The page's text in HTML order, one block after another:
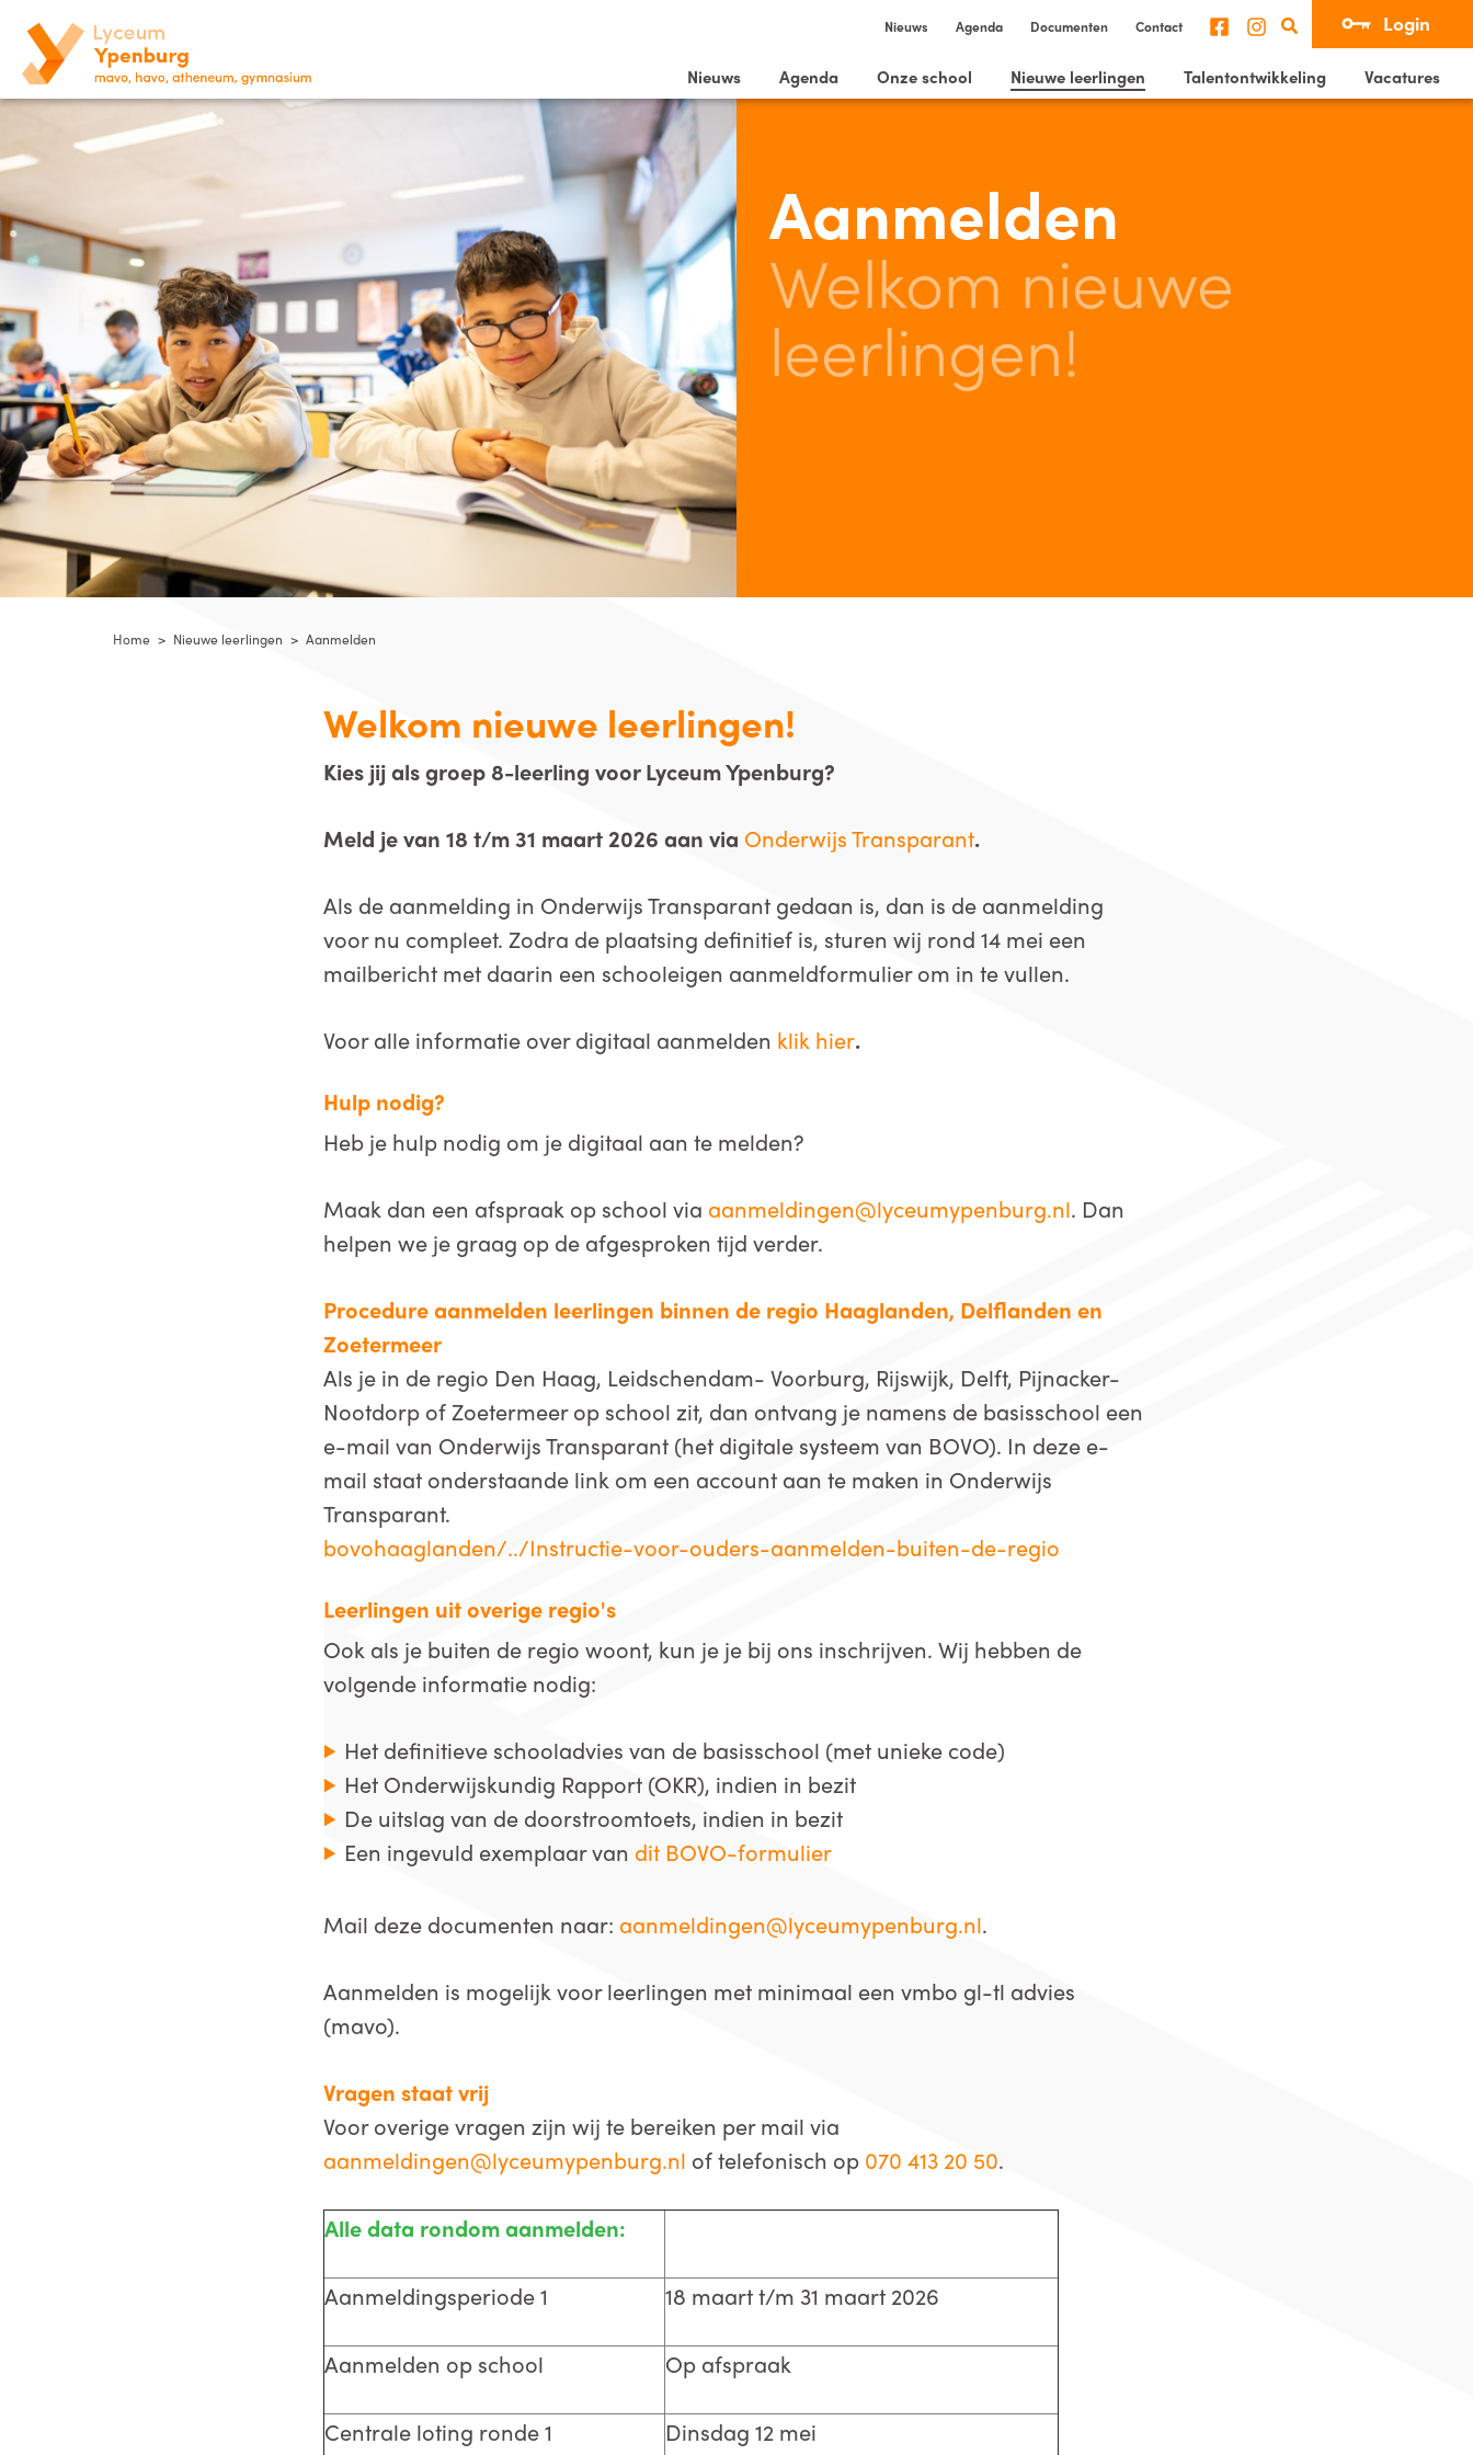
Login
Nieuws Agenda Documenten Contact
Nieuws Agenda Onze school Nieuwe leerlingen Talentontwikkeling Vacatures
Aanmelden
Welkom nieuwe
leerlingen!
Home > Nieuwe leerlingen > Aanmelden
Welkom nieuwe leerlingen!
Kies jij als groep 8-leerling voor Lyceum Ypenburg?
Meld je van 18 t/m 31 maart 2026 aan via Onderwijs Transparant.
Als de aanmelding in Onderwijs Transparant gedaan is, dan is de aanmelding
voor nu compleet. Zodra de plaatsing definitief is, sturen wij rond 14 mei een
mailbericht met daarin een schooleigen aanmeldformulier om in te vullen.
Voor alle informatie over digitaal aanmelden klik hier.
Hulp nodig?
Heb je hulp nodig om je digitaal aan te melden?
Maak dan een afspraak op school via aanmeldingen@lyceumypenburg.nl. Dan
helpen we je graag op de afgesproken tijd verder.
Procedure aanmelden leerlingen binnen de regio Haaglanden, Delflanden en
Zoetermeer
Als je in de regio Den Haag, Leidschendam- Voorburg, Rijswijk, Delft, Pijnacker-
Nootdorp of Zoetermeer op school zit, dan ontvang je namens de basisschool een
e-mail van Onderwijs Transparant (het digitale systeem van BOVO). In deze e-
mail staat onderstaande link om een account aan te maken in Onderwijs
Transparant.
bovohaaglanden/../Instructie-voor-ouders-aanmelden-buiten-de-regio
Leerlingen uit overige regio's
Ook als je buiten de regio woont, kun je je bij ons inschrijven. Wij hebben de
volgende informatie nodig:
Het definitieve schooladvies van de basisschool (met unieke code)
Het Onderwijskundig Rapport (OKR), indien in bezit
De uitslag van de doorstroomtoets, indien in bezit
Een ingevuld exemplaar van dit BOVO-formulier
Mail deze documenten naar: aanmeldingen@lyceumypenburg.nl.
Aanmelden is mogelijk voor leerlingen met minimaal een vmbo gl-tl advies
(mavo).
Vragen staat vrij
Voor overige vragen zijn wij te bereiken per mail via
aanmeldingen@lyceumypenburg.nl of telefonisch op 070 413 20 50.
Alle data rondom aanmelden:
Aanmeldingsperiode 1 18 maart t/m 31 maart 2026
Aanmelden op school Op afspraak
Centrale loting ronde 1 Dinsdag 12 mei